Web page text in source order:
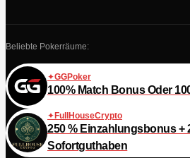
Beliebte Pokerräume:
GGPoker
100% Match Bonus Oder
FullHouseCrypto
250 % Einzahlungsbonus +
Sofortguthaben